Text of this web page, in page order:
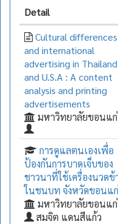
Detail
Cultural differences
and international
advertising in Thailand
and U.S.A : A content
analysis and printing
advertisements
มหาวิทยาลัยขอนแ
การดูแลตนเองเพื่อ
ป้องกันการบาดเจ็บของ
ชาวนาที่ใช้เครื่องนวดข้
ในชนบท จังหวัดขอนแ
มหาวิทยาลัยขอนแ
สมจิต แดนสีแก้ว